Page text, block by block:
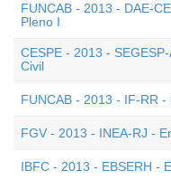
FUNCAB - 2013 - DAE-
Pleno I
CESPE - 2013 -
Civil
FUNCAB - 2013 - IF-RR -
FGV - 2013 - INEA-RJ -
IBFC - 2013 - EBSERH -